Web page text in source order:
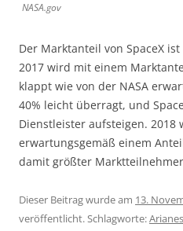
NASA.gov
Der Marktanteil von SpaceX
2017 wird mit einem
klappt wie von der NASA
40% leicht überragt, und
Dienstleister aufsteigen. 2018
erwartungsgemäß einem
damit größter
Dieser Beitrag wurde am 13.
veröffentlicht. Schlagworte: